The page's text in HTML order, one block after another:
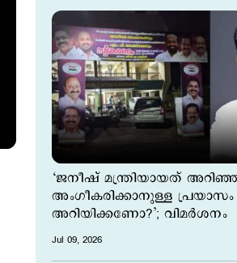
‘ജനീഷ് മന്ത്രിയായത്
അംഗീകരിക്കാനുള്ള പ്രയാസം
അറിയിക്കണോ?’; വിമര്‍ശനം
Jul 09, 2026